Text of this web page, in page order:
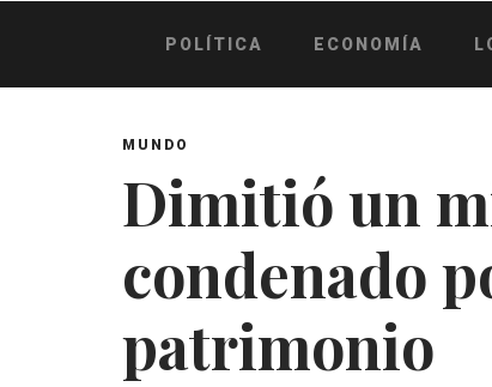
POLÍTICA ECONOMÍA
MUNDO
Dimitió un
condenado
patrimonio